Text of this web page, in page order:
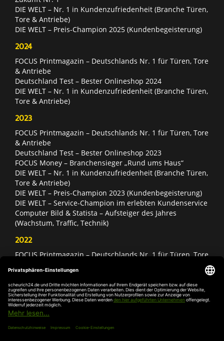
DIE WELT – Nr. 1 in Kundenzufriedenheit (Branche Türen,
Tore & Antriebe)
DIE WELT – Preis-Champion 2025 (Kundenbegeisterung)
2024
FOCUS Printmagazin – Deutschlands Nr. 1 für Türen, Tore
& Antriebe
Deutschland Test – Bester Onlineshop 2024
DIE WELT – Nr. 1 in Kundenzufriedenheit (Branche Türen,
Tore & Antriebe)
2023
FOCUS Printmagazin – Deutschlands Nr. 1 für Türen, Tore
& Antriebe
Deutschland Test – Bester Onlineshop 2023
FOCUS Money – Branchensieger „Rund ums Haus“
DIE WELT – Nr. 1 in Kundenzufriedenheit (Branche Türen,
Tore & Antriebe)
DIE WELT – Preis-Champion 2023 (Kundenbegeisterung)
DIE WELT – Service-Champion im erlebten Kundenservice
Computer Bild & Statista – Aufsteiger des Jahres
(Wachstum, Traffic, Technik)
2022
FOCUS Printmagazin – Deutschlands Nr. 1 für Türen, Tore
Deutschland Test – Bester Onlineshop 2022
FOCUS Money – Branchensieger „Rund ums Haus“
DIE WELT – Service-Champion im erlebten Kundenservice
DIE WELT – Branchengewinner Gold-Rang (Türen, Tore &
Antriebe)